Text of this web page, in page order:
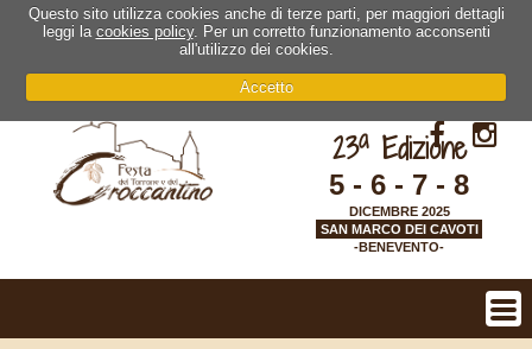
Questo sito utilizza cookies anche di terze parti, per maggiori dettagli
leggi la cookies policy. Per un corretto funzionamento acconsenti
all'utilizzo dei cookies.
Accetto
23aEdizione
5 - 6 - 7 - 8
DICEMBRE 2025
SAN MARCO DEI CAVOTI
-BENEVENTO-